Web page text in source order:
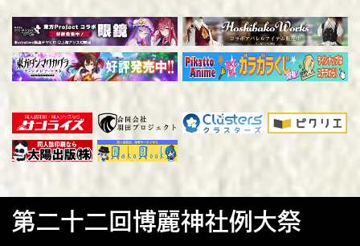
第二十二回博麗神社例大祭